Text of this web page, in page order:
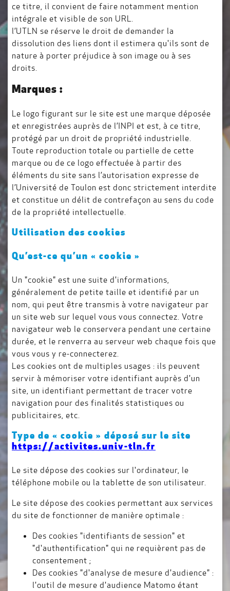
ce titre, il convient de faire notamment mention
intégrale et visible de son URL.
l’UTLN se réserve le droit de demander la
dissolution des liens dont il estimera qu'ils sont de
nature à porter préjudice à son image ou à ses
droits.
Marques :
Le logo figurant sur le site est une marque déposée
et enregistrées auprès de l’INPI et est, à ce titre,
protégé par un droit de propriété industrielle.
Toute reproduction totale ou partielle de cette
marque ou de ce logo effectuée à partir des
éléments du site sans l’autorisation expresse de
l’Université de Toulon est donc strictement interdite
et constitue un délit de contrefaçon au sens du code
de la propriété intellectuelle.
Utilisation des cookies
Qu’est-ce qu’un « cookie »
Un "cookie" est une suite d'informations,
généralement de petite taille et identifié par un
nom, qui peut être transmis à votre navigateur par
un site web sur lequel vous vous connectez. Votre
navigateur web le conservera pendant une certaine
durée, et le renverra au serveur web chaque fois que
vous vous y re-connecterez.
Les cookies ont de multiples usages : ils peuvent
servir à mémoriser votre identifiant auprès d'un
site, un identifiant permettant de tracer votre
navigation pour des finalités statistiques ou
publicitaires, etc.
Type de « cookie » déposé sur le site
https://activites.univ-tln.fr
Le site dépose des cookies sur l'ordinateur, le
téléphone mobile ou la tablette de son utilisateur.
Le site dépose des cookies permettant aux services
du site de fonctionner de manière optimale :
Des cookies "identifiants de session" et
"d'authentification" qui ne requièrent pas de
consentement ;
Des cookies "d'analyse de mesure d'audience" :
l'outil de mesure d'audience Matomo étant